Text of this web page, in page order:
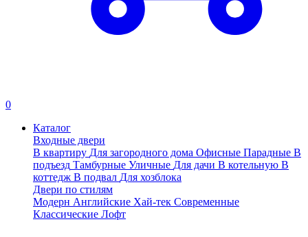
0
Каталог
Входные двери
В квартиру Для загородного дома Офисные Парадные В
подъезд Тамбурные Уличные Для дачи В котельную В
коттедж В подвал Для хозблока
Двери по стилям
Модерн Английские Хай-тек Современные
Классические Лофт